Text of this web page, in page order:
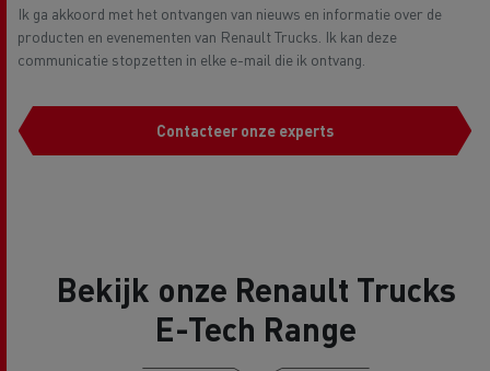
Ik ga akkoord met het ontvangen van nieuws en informatie over de
producten en evenementen van Renault Trucks. Ik kan deze
communicatie stopzetten in elke e-mail die ik ontvang.
Contacteer onze experts
Bekijk onze Renault Trucks
E-Tech Range